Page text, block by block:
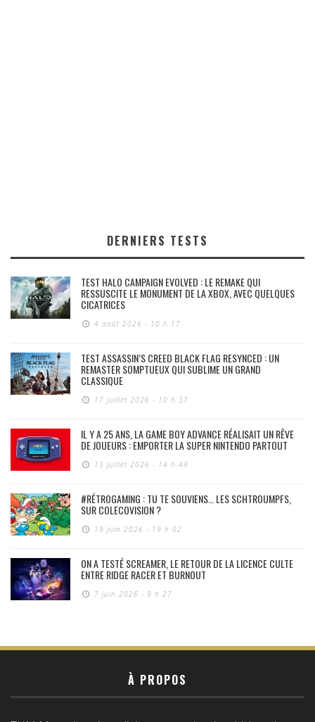
DERNIERS TESTS
TEST HALO CAMPAIGN EVOLVED : LE REMAKE QUI
RESSUSCITE LE MONUMENT DE LA XBOX, AVEC QUELQUES
CICATRICES
4 août 2026 - 10 h 17
TEST ASSASSIN’S CREED BLACK FLAG RESYNCED : UN
REMASTER SOMPTUEUX QUI SUBLIME UN GRAND
CLASSIQUE
17 juillet 2026 - 10 h 37
IL Y A 25 ANS, LA GAME BOY ADVANCE RÉALISAIT UN RÊVE
DE JOUEURS : EMPORTER LA SUPER NINTENDO PARTOUT
13 juillet 2026 - 14 h 48
#RÉTROGAMING : TU TE SOUVIENS… LES SCHTROUMPFS,
SUR COLECOVISION ?
19 juin 2026 - 19 h 02
ON A TESTÉ SCREAMER, LE RETOUR DE LA LICENCE CULTE
ENTRE RIDGE RACER ET BURNOUT
7 juin 2026 - 9 h 27
À PROPOS